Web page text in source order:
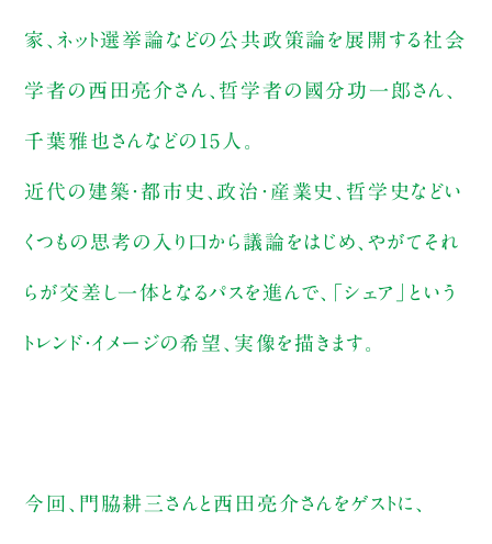
家、ネット選挙論などの公共政策論を展開する社会
学者の西田亮介さん、哲学者の國分功一郎さん、
千葉雅也さんなどの15人。
近代の建築・都市史、政治・産業史、哲学史などい
くつもの思考の入り口から議論をはじめ、やがてそれ
らが交差し一体となるパスを進んで、「シェア」という
トレンド・イメージの希望、実像を描きます。
今回、門脇耕三さんと西田亮介さんをゲストに、